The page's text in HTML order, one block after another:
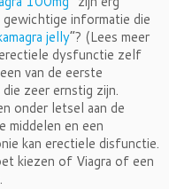
informatie die
jelly“? (Lees meer
dysfunctie zelf
van de eerste
zeer ernstig zijn.
onder letsel aan de
middelen en een
kan erectiele disfunctie.
kiezen of Viagra of een